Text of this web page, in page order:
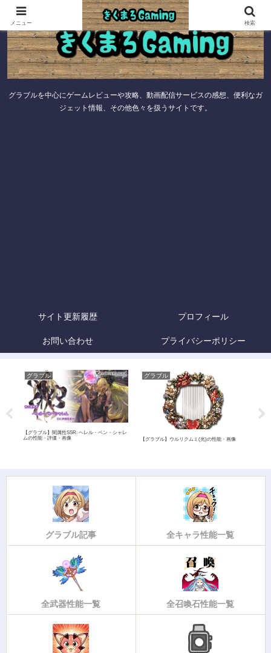
グラブルを中心にゲームレビューや攻略、動画配信サービスの感想、便利なガ
ジェット情報、その他色々を扱うサイトです。
サイト更新履歴 プロフィール
お問い合わせ プライバシーポリシー
グラブル
【グラブル】闇属性SSR: ヘレル・ベン・シャレ
ムの性能・評価・画像
グラブル
【グラブル】ウルリクムミ(光)の性能・画像
グラブル記事 全キャラ性能一覧
全武器性能一覧 全召喚石性能一覧
メニュー 検索